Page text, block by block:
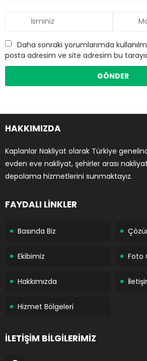
Daha sonraki yorumlarımda
posta adresim ve site adresim bu
HAKKIMIZDA
Kaplanlar Nakliyat olarak Türkiye
evden eve nakliyat, şehirler arası
depolama hizmetlerini sunmaktayız.
FAYDALI LİNKLER
Basında Biz
Ekibimiz Foto
Hakkımızda
Hizmet Bölgeleri
İLETİŞİM BİLGİLERİMİZ